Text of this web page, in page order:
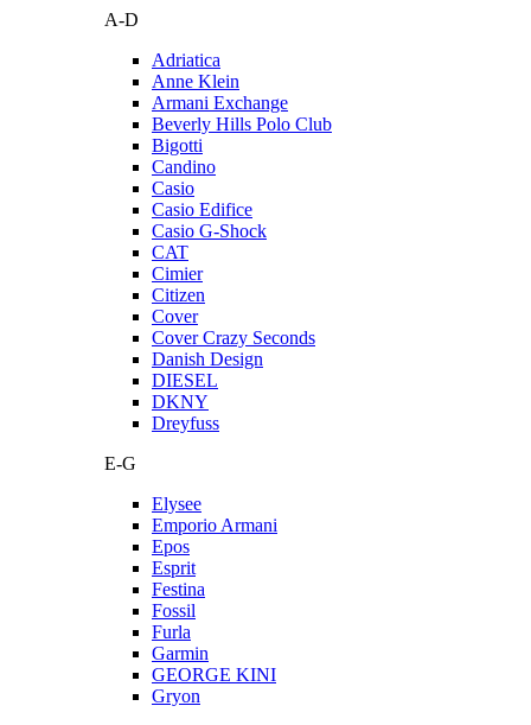
A-D
Adriatica
Anne Klein
Armani Exchange
Beverly Hills Polo Club
Bigotti
Candino
Casio
Casio Edifice
Casio G-Shock
CAT
Cimier
Citizen
Cover
Cover Crazy Seconds
Danish Design
DIESEL
DKNY
Dreyfuss
E-G
Elysee
Emporio Armani
Epos
Esprit
Festina
Fossil
Furla
Garmin
GEORGE KINI
Gryon